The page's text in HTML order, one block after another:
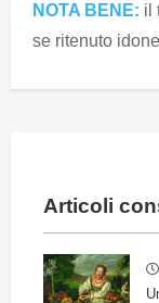
NOTA BENE: il
se ritenuto
Articoli